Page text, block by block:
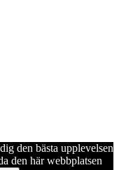
den bästa upplevelsen
den här webbplatsen